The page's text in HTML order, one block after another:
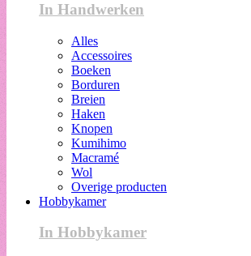
In Handwerken
Alles
Accessoires
Boeken
Borduren
Breien
Haken
Knopen
Kumihimo
Macramé
Wol
Overige producten
Hobbykamer
In Hobbykamer